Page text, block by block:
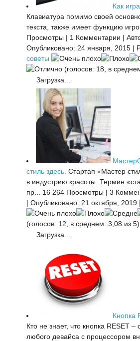
Как
Клавиатура помимо своей
текста, также имеет функцию
Просмотры | 1 Комментарии |
Опубликовано: 24 января, 2015 |
советы
(голосов: 18, в
Загрузка...
стиль здесь. Стартап «Мастер
в индустрию красоты. Термин
пр...
16 264 Просмотры | 3
| Опубликовано: 21 октября, 2019 |
(голосов: 12, в среднем: 3,08 из 5)
Загрузка...
Кнопка
Кто не знает, что кнопка RESET
любого девайса с процессором